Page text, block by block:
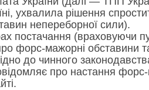
ухвалила рішення
непереборної сили).
постачання (враховуючи
форс-мажорні обставини
до чинного
про настання форс-